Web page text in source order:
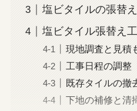
塩ビタイルの張替
塩ビタイル張替え
現地調査と見積
工事日程の調整
既存タイルの撤
下地の補修と清